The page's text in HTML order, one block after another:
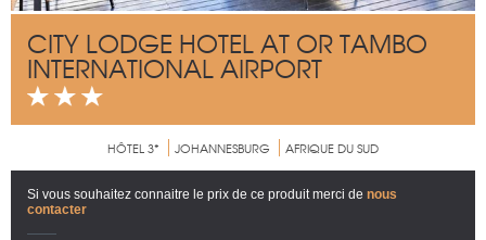
CITY LODGE HOTEL AT OR TAMBO
INTERNATIONAL AIRPORT
HÔTEL 3* JOHANNESBURG AFRIQUE DU SUD
Si vous souhaitez connaitre le prix de ce produit merci de nous
contacter